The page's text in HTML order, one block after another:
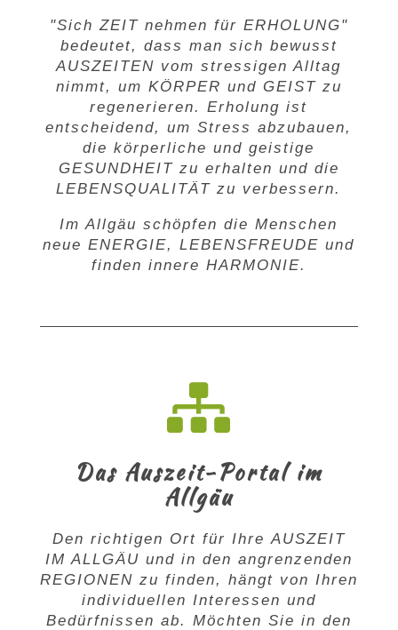
"Sich ZEITnehmen für ERHOLUNG"
bedeutet, dass man sich bewusst
AUSZEITEN vom stressigen Alltag
nimmt, um KÖRPER und GEISTzu
regenerieren. Erholung ist
entscheidend, um Stress abzubauen,
die körperliche und geistige
GESUNDHEITzu erhalten und die
LEBENSQUALITÄT zu verbessern.
Im Allgäu schöpfen die Menschen
neueENERGIE,LEBENSFREUDE und
finden innere HARMONIE.

Das Auszeit-Portal im
Allgäu
Den richtigen Ort für Ihre AUSZEIT
IM ALLGÄU und in den angrenzenden
REGIONEN zu finden, hängt von Ihren
individuellen Interessen und
Bedürfnissen ab. Möchten Sie in den